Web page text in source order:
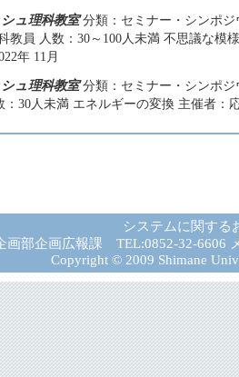
ュ理科教室分類：セミナー・シンポジ
教員 人数：30～100人未満 不思議な模
年 11月
ュ理科教室分類：セミナー・シンポ
：30人未満 エネルギーの変換 主催者：
システムに関する
画部企画広報課 TEL:0852-32-6606
Copyright © 2009 Shimane